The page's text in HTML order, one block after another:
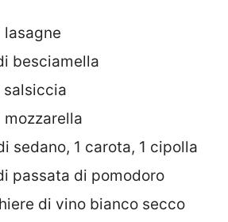
besciamella
salsiccia
sedano, 1 carota, 1 cipolla
passata di pomodoro
di vino bianco secco